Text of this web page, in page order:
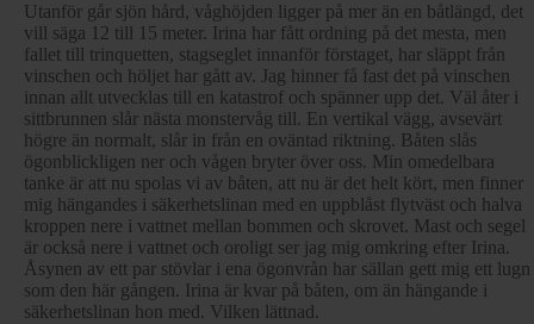
Utanför går sjön hård, våghöjden ligger på mer än en båtlängd, det
vill säga 12 till 15 meter. Irina har fått ordning på det mesta, men
fallet till trinquetten, stagseglet innanför förstaget, har släppt från
vinschen och höljet har gått av. Jag hinner få fast det på vinschen
innan allt utvecklas till en katastrof och spänner upp det. Väl åter i
sittbrunnen slår nästa monstervåg till. En vertikal vägg, avsevärt
högre än normalt, slår in från en oväntad riktning. Båten slås
ögonblickligen ner och vågen bryter över oss. Min omedelbara
tanke är att nu spolas vi av båten, att nu är det helt kört, men finner
mig hängandes i säkerhetslinan med en uppblåst flytväst och halva
kroppen nere i vattnet mellan bommen och skrovet. Mast och segel
är också nere i vattnet och oroligt ser jag mig omkring efter Irina.
Åsynen av ett par stövlar i ena ögonvrån har sällan gett mig ett lugn
som den här gången. Irina är kvar på båten, om än hängande i
säkerhetslinan hon med. Vilken lättnad.